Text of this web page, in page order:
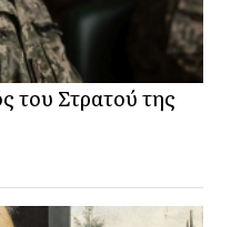
του Στρατού της